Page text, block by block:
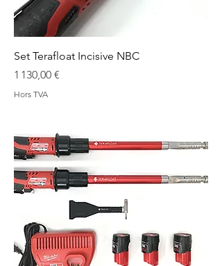
Set Terafloat Incisive NBC
Prix
1 130,00 €
Hors TVA